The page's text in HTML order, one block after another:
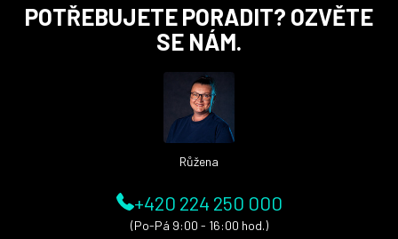
POTŘEBUJETE PORADIT? OZVĚTE
SE NÁM.
Růžena
+420 224 250 000
(Po-Pá 9:00 - 16:00 hod.)